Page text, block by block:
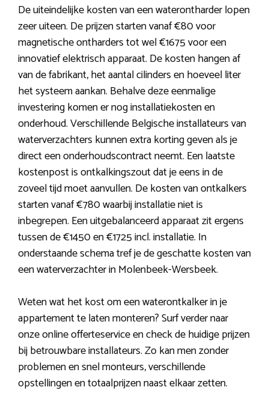
De uiteindelijke kosten van een waterontharder lopen
zeer uiteen. De prijzen starten vanaf €80 voor
magnetische ontharders tot wel €1675 voor een
innovatief elektrisch apparaat. De kosten hangen af
van de fabrikant, het aantal cilinders en hoeveel liter
het systeem aankan. Behalve deze eenmalige
investering komen er nog installatiekosten en
onderhoud. Verschillende Belgische installateurs van
waterverzachters kunnen extra korting geven als je
direct een onderhoudscontract neemt. Een laatste
kostenpost is ontkalkingszout dat je eens in de
zoveel tijd moet aanvullen. De kosten van ontkalkers
starten vanaf €780 waarbij installatie niet is
inbegrepen. Een uitgebalanceerd apparaat zit ergens
tussen de €1450 en €1725 incl. installatie. In
onderstaande schema tref je de geschatte kosten van
een waterverzachter in Molenbeek-Wersbeek.
Weten wat het kost om een waterontkalker in je
appartement te laten monteren? Surf verder naar
onze online offerteservice en check de huidige prijzen
bij betrouwbare installateurs. Zo kan men zonder
problemen en snel monteurs, verschillende
opstellingen en totaalprijzen naast elkaar zetten.